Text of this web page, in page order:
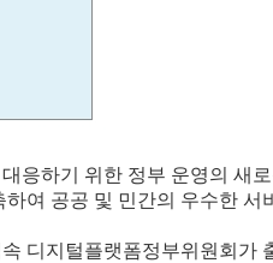
응하기 위한 정부 운영의 새
여 공공 및 민간의 우수한
디지털플랫폼정부위원회가